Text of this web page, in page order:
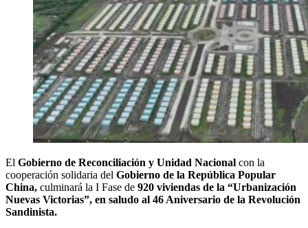
El Gobierno de Reconciliación y Unidad Nacional con la
cooperación solidaria del Gobierno de la República Popular
China, culminará la I Fase de 920 viviendas de la “Urbanización
Nuevas Victorias”, en saludo al 46 Aniversario de la Revolución
Sandinista.